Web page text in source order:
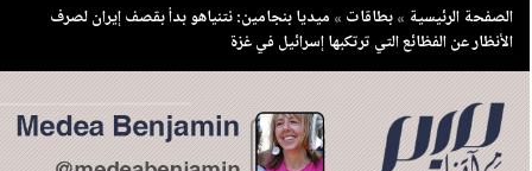
بحث متقدم
Breadcrumb
الصفحة الرئيسية بطاقات
ميديا بنجامين: نتنياهو بدأ بقصف إيران لصرف
الأنظار عن الفظائع التي ترتكبها إسرائيل في غزة